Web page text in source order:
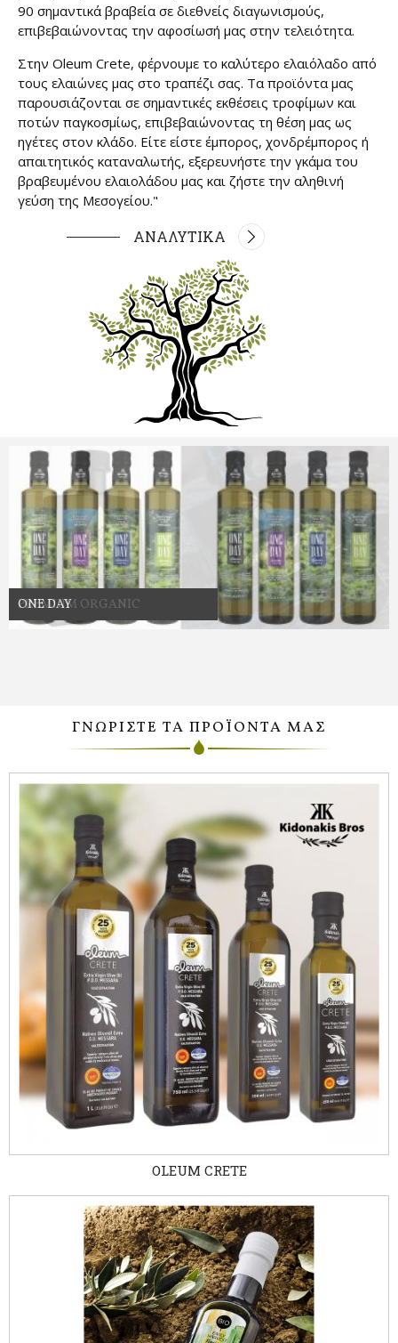
90 σημαντικά βραβεία σε διεθνείς διαγωνισμούς,
επιβεβαιώνοντας την αφοσίωσή μας στην τελειότητα.
Στην Oleum Crete, φέρνουμε το καλύτερο ελαιόλαδο από
τους ελαιώνες μας στο τραπέζι σας. Τα προϊόντα μας
παρουσιάζονται σε σημαντικές εκθέσεις τροφίμων και
ποτών παγκοσμίως, επιβεβαιώνοντας τη θέση μας ως
ηγέτες στον κλάδο. Είτε είστε έμπορος, χονδρέμπορος ή
απαιτητικός καταναλωτής, εξερευνήστε την γκάμα του
βραβευμένου ελαιολάδου μας και ζήστε την αληθινή
γεύση της Μεσογείου."
ΑΝΑΛΥΤΙΚΑ
ONE DAY
ΓΝΩΡΙΣΤΕ ΤΑ ΠΡΟΪΟΝΤΑ ΜΑΣ
OLEUM CRETE